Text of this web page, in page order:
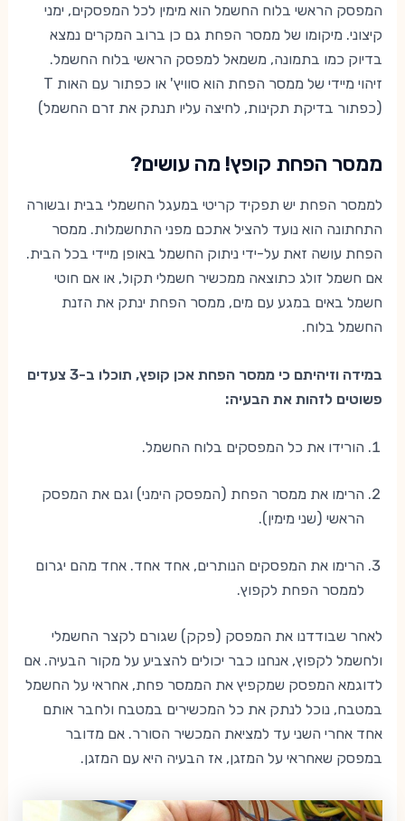
המפסק הראשי בלוח החשמל הוא מימין לכל המפסקים, ימני
קיצוני. מיקומו של ממסר הפחת גם כן ברוב המקרים נמצא
בדיוק כמו בתמונה, משמאל למפסק הראשי בלוח החשמל.
זיהוי מיידי של ממסר הפחת הוא סוויץ' או כפתור עם האות T
(כפתור בדיקת תקינות, לחיצה עליו תנתק את זרם החשמל)
ממסר הפחת קופץ! מה עושים?
לממסר הפחת יש תפקיד קריטי במעגל החשמלי בבית ובשורה
התחתונה הוא נועד להציל אתכם מפני התחשמלות. ממסר
הפחת עושה זאת על-ידי ניתוק החשמל באופן מיידי בכל הבית.
אם חשמל זולג כתוצאה ממכשיר חשמלי תקול, או אם חוטי
חשמל באים במגע עם מים, ממסר הפחת ינתק את הזנת
החשמל בלוח.
במידה וזיהיתם כי ממסר הפחת אכן קופץ, תוכלו ב-3 צעדים
פשוטים לזהות את הבעיה:
הורידו את כל המפסקים בלוח החשמל.
הרימו את ממסר הפחת (המפסק הימני) וגם את המפסק
הראשי (שני מימין).
הרימו את המפסקים הנותרים, אחד אחד. אחד מהם יגרום
לממסר הפחת לקפוץ.
לאחר שבודדנו את המפסק (פקק) שגורם לקצר החשמלי
ולחשמל לקפוץ, אנחנו כבר יכולים להצביע על מקור הבעיה. אם
לדוגמא המפסק שמקפיץ את הממסר פחת, אחראי על החשמל
במטבח, נוכל לנתק את כל המכשירים במטבח ולחבר אותם
אחד אחרי השני עד למציאת המכשיר הסורר. אם מדובר
במפסק שאחראי על המזגן, אז הבעיה היא עם המזגן.